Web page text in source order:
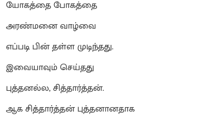
யோகத்தை போகத்தை
அரண்மனை வாழ்வை
எப்படி பின் தள்ள முடிந்தது.
இவையாவும் செய்தது
புத்தனல்ல, சித்தார்த்தன்.
ஆக சித்தார்த்தன் புத்தனானதாக